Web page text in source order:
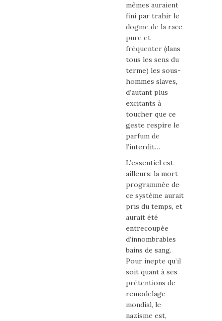
mêmes auraient
fini par trahir le
dogme de la race
pure et
fréquenter (dans
tous les sens du
terme) les sous-
hommes slaves,
d’autant plus
excitants à
toucher que ce
geste respire le
parfum de
l’interdit…
L’essentiel est
ailleurs: la mort
programmée de
ce système aurait
pris du temps, et
aurait été
entrecoupée
d’innombrables
bains de sang.
Pour inepte qu’il
soit quant à ses
prétentions de
remodelage
mondial, le
nazisme est,